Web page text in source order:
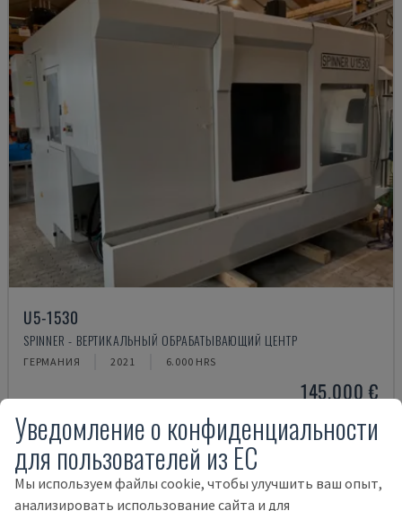
U5-1530
SPINNER - ВЕРТИКАЛЬНЫЙ ОБРАБАТЫВАЮЩИЙ ЦЕНТР
ГЕРМАНИЯ 2021 6.000 HRS
145.000 €
Уведомление о конфиденциальности
для пользователей из ЕС
Мы используем файлы cookie, чтобы улучшить ваш опыт,
анализировать использование сайта и для